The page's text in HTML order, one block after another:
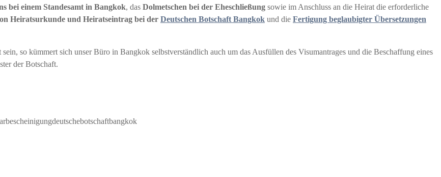
bei einem Standesamt in Bangkok, das Dolmetschen bei der Eheschließung sowie im Anschluss an die Heirat die erforderliche
Heiratsurkunde und Heiratseintrag bei der Deutschen Botschaft Bangkok und die Fertigung beglaubigter Übersetzungen
so kümmert sich unser Büro in Bangkok selbstverständlich auch um das Ausfüllen des Visumantrages und die Beschaffung eines
der Botschaft.